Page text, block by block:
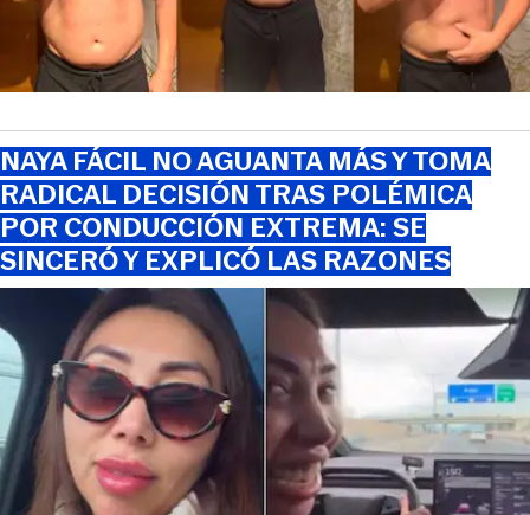
NAYA FÁCIL NO AGUANTA MÁS Y TOMA
RADICAL DECISIÓN TRAS POLÉMICA
POR CONDUCCIÓN EXTREMA: SE
SINCERÓ Y EXPLICÓ LAS RAZONES